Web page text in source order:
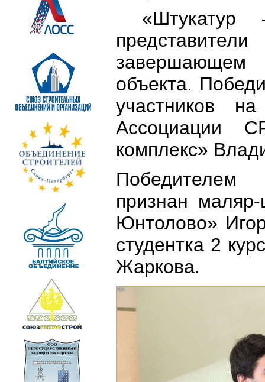
«Штукатур
завершающем
объекта.
участников
Ассоциации
комплекс»
признан
Юнтолово»
студентка 2
Жаркова.